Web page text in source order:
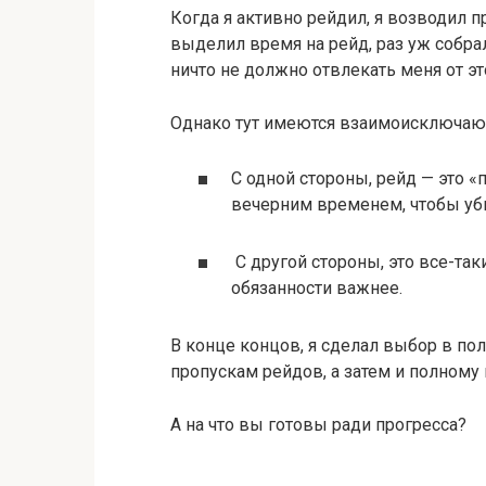
Когда я активно рейдил, я возводил
выделил время на рейд, раз уж
ничто не должно отвлекать меня от
Однако тут имеются
С одной стороны, рейд — это
вечерним временем, чтобы
С другой стороны, это все-
обязанности важнее.
В конце концов, я сделал выбор в
пропускам рейдов, а затем и
А на что вы готовы ради прогресса?